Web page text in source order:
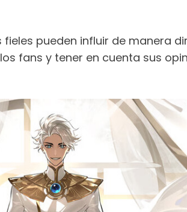
pueden influir de manera
fans y tener en cuenta sus